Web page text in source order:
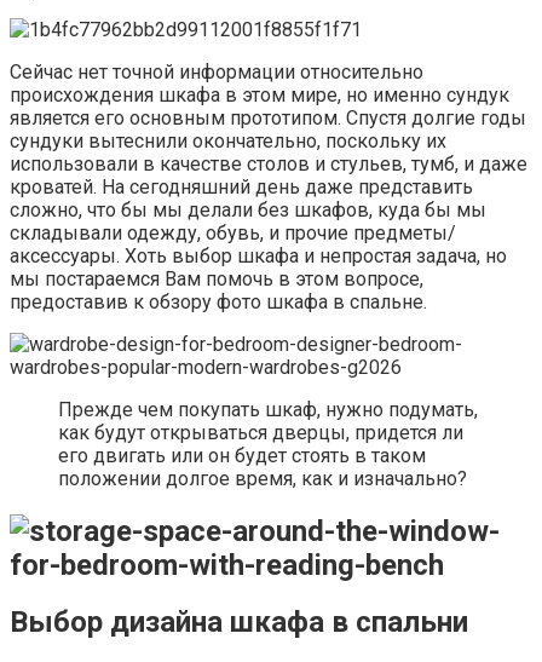
Сейчас нет точной информации относительно
происхождения шкафа в этом мире, но именно сундук
является его основным прототипом. Спустя долгие годы
сундуки вытеснили окончательно, поскольку их
использовали в качестве столов и стульев, тумб, и даже
кроватей. На сегодняшний день даже представить
сложно, что бы мы делали без шкафов, куда бы мы
складывали одежду, обувь, и прочие предметы/
аксессуары. Хоть выбор шкафа и непростая задача, но
мы постараемся Вам помочь в этом вопросе,
предоставив к обзору фото шкафа в спальне.
Прежде чем покупать шкаф, нужно подумать,
как будут открываться дверцы, придется ли
его двигать или он будет стоять в таком
положении долгое время, как и изначально?
Выбор дизайна шкафа в спальни